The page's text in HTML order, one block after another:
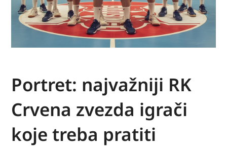
Portret: najvažniji RK
Crvena zvezda igrači
koje treba pratiti